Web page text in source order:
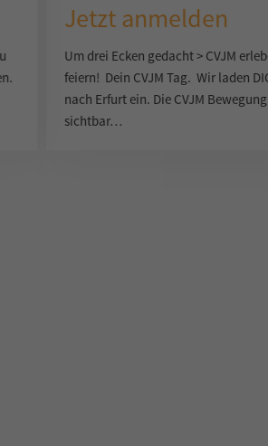
Jetzt anmelden
Um drei Ecken gedacht > CVJM
feiern! Dein CVJM Tag. Wir laden
nach Erfurt ein. Die CVJM
sichtbar…